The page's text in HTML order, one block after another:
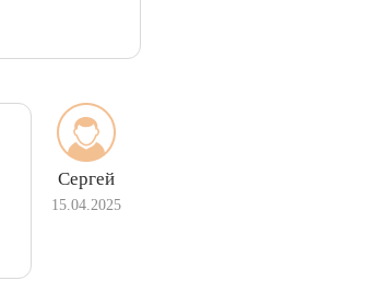
Сергей
15.04.2025